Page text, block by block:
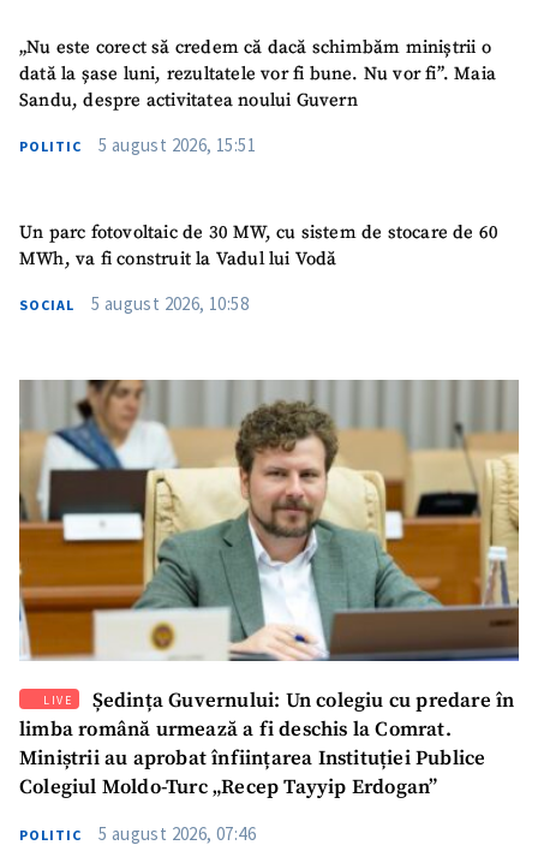
SUSȚINE
„Nu este corect să credem că dacă schimbăm miniștrii o
dată la șase luni, rezultatele vor fi bune. Nu vor fi”. Maia
Sandu, despre activitatea noului Guvern
POLITIC 5 august 2026, 15:51
Un parc fotovoltaic de 30 MW, cu sistem de stocare de 60
MWh, va fi construit la Vadul lui Vodă
SOCIAL 5 august 2026, 10:58
LIVE
Ședința Guvernului: Un colegiu cu predare în
limba română urmează a fi deschis la Comrat.
Miniștrii au aprobat înființarea Instituției Publice
Colegiul Moldo-Turc „Recep Tayyip Erdogan”
POLITIC 5 august 2026, 07:46